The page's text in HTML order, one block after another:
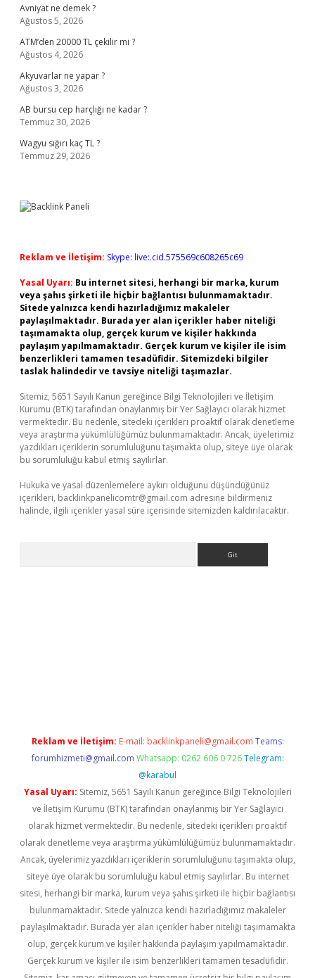
Avniyat ne demek ?
Ağustos 5, 2026
ATM’den 20000 TL çekilir mi ?
Ağustos 4, 2026
Akyuvarlar ne yapar ?
Ağustos 3, 2026
AB bursu cep harçlığı ne kadar ?
Temmuz 30, 2026
Wagyu sığırı kaç TL ?
Temmuz 29, 2026
Reklam ve İletişim: Skype: live:.cid.575569c608265c69
Yasal Uyarı: Bu internet sitesi, herhangi bir marka, kurum
veya şahıs şirketi ile hiçbir bağlantısı bulunmamaktadır.
Sitede yalnızca kendi hazırladığımız makaleler
paylaşılmaktadır. Burada yer alan içerikler haber niteliği
taşımamakta olup, gerçek kurum ve kişiler hakkında
paylaşım yapılmamaktadır. Gerçek kurum ve kişiler ile isim
benzerlikleri tamamen tesadüfidir. Sitemizdeki bilgiler
taslak halindedir ve tavsiye niteliği taşımazlar.
Sitemiz, 5651 Sayılı Kanun gereğince Bilgi Teknolojileri ve İletişim
Kurumu (BTK) tarafından onaylanmış bir Yer Sağlayıcı olarak hizmet
vermektedir. Bu nedenle, sitedeki içerikleri proaktif olarak denetleme
veya araştırma yükümlülüğümüz bulunmamaktadır. Ancak, üyelerimiz
yazdıkları içeriklerin sorumluluğunu taşımakta olup, siteye üye olarak
bu sorumluluğu kabul etmiş sayılırlar.
Hukuka ve yasal düzenlemelere aykırı olduğunu düşündüğünüz
içerikleri, backlinkpanelicomtr@gmail.com adresine bildirmeniz
halinde, ilgili içerikler yasal süre içerisinde sitemizden kaldırılacaktır.
Reklam ve İletişim: E-mail: backlinkpaneli@gmail.com Teams:
forumhizmeti@gmail.com Whatsapp: 0262 606 0 726 Telegram:
@karabul
Yasal Uyarı: Sitemiz, 5651 Sayılı Kanun gereğince Bilgi Teknolojileri
ve İletişim Kurumu (BTK) tarafından onaylanmış bir Yer Sağlayıcı
olarak hizmet vermektedir. Bu nedenle, sitedeki içerikleri proaktif
olarak denetleme veya araştırma yükümlülüğümüz bulunmamaktadır.
Ancak, üyelerimiz yazdıkları içeriklerin sorumluluğunu taşımakta olup,
siteye üye olarak bu sorumluluğu kabul etmiş sayılırlar. Bu internet
sitesi, herhangi bir marka, kurum veya şahıs şirketi ile hiçbir bağlantısı
bulunmamaktadır. Sitede yalnızca kendi hazırladığımız makaleler
paylaşılmaktadır. Burada yer alan içerikler haber niteliği taşımamakta
olup, gerçek kurum ve kişiler hakkında paylaşım yapılmamaktadır.
Gerçek kurum ve kişiler ile isim benzerlikleri tamamen tesadüfidir.